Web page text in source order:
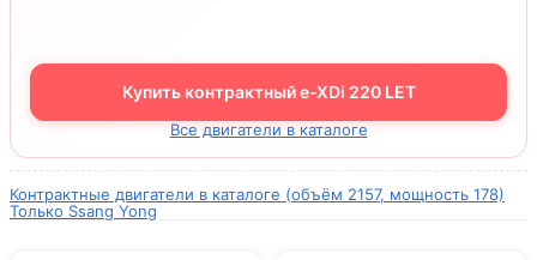
Купить контрактный e-XDi 220 LET
Все двигатели в каталоге
Контрактные двигатели в каталоге (объём 2157, мощность 178)
Только Ssang Yong